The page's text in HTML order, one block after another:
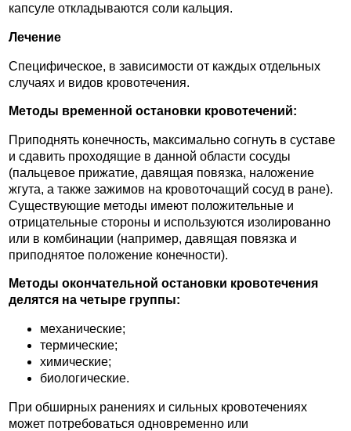
капсуле откладываются соли кальция.
Лечение
Специфическое, в зависимости от каждых отдельных
случаях и видов кровотечения.
Методы временной остановки кровотечений:
Приподнять конечность, максимально согнуть в суставе
и сдавить проходящие в данной области сосуды
(пальцевое прижатие, давящая повязка, наложение
жгута, а также зажимов на кровоточащий сосуд в ране).
Существующие методы имеют положительные и
отрицательные стороны и используются изолированно
или в комбинации (например, давящая повязка и
приподнятое положение конечности).
Методы окончательной остановки кровотечения
делятся на четыре группы:
механические;
термические;
химические;
биологические.
При обширных ранениях и сильных кровотечениях
может потребоваться одновременно или